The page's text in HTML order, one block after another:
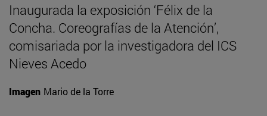
Inaugurada la exposición ‘Félix de la
Concha. Coreografías de la Atención’,
comisariada por la investigadora del ICS
Nieves Acedo
Imagen Mario de la Torre